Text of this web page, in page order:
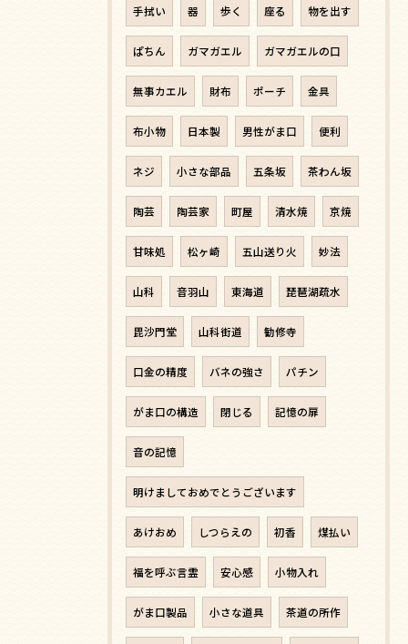
手拭い 器 歩く 座る 物を出す
ぱちん ガマガエル ガマガエルの口
無事カエル 財布 ポーチ 金具
布小物 日本製 男性がま口 便利
ネジ 小さな部品 五条坂 茶わん坂
陶芸 陶芸家 町屋 清水焼 京焼
甘味処 松ヶ崎 五山送り火 妙法
山科 音羽山 東海道 琵琶湖疏水
毘沙門堂 山科街道 勧修寺
口金の精度 バネの強さ パチン
がま口の構造 閉じる 記憶の扉
音の記憶
明けましておめでとうございます
あけおめ しつらえの 初香 煤払い
福を呼ぶ言霊 安心感 小物入れ
がま口製品 小さな道具 茶道の所作